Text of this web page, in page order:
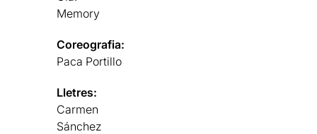
Memory
Coreografia:
Paca Portillo
Lletres:
Carmen
Sánchez